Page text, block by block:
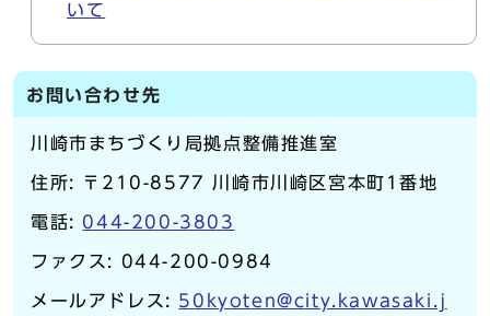
いて
お問い合わせ先
川崎市まちづくり局拠点整備推進室
住所: 〒210-8577 川崎市川崎区宮本町1番地
電話: 044-200-3803
ファクス: 044-200-0984
メールアドレス: 50kyoten@city.kawasaki.j